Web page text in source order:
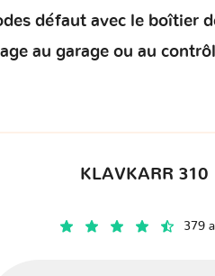
défautavec le boîtier
au garage ou au
KLAVKARR 310
379